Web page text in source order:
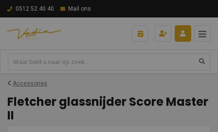
0512 52 40 40 Mail ons
Accessoires
Fletcher glassnijder Score Master
II